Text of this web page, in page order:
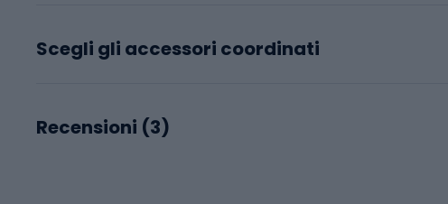
Scegli gli accessori coordinati
Recensioni (3)